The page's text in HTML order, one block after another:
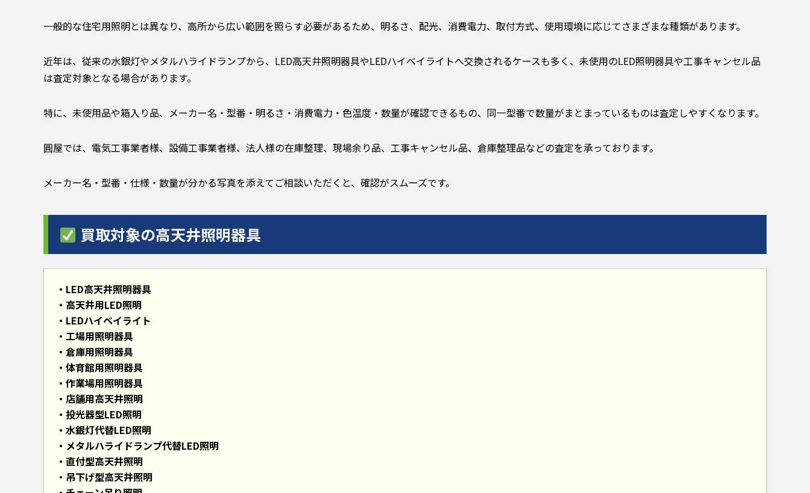
一般的な住宅用照明とは異なり、高所から広い範囲を照らす必要があるため、明るさ、配光、消費電力、取付方式、使用環境に応じてさまざまな種類があります。
近年は、従来の水銀灯やメタルハライドランプから、LED高天井照明器具やLEDハイベイライトへ交換されるケースも多く、未使用のLED照明器具や工事キャンセル品
は査定対象となる場合があります。
特に、未使用品や箱入り品、メーカー名・型番・明るさ・消費電力・色温度・数量が確認できるもの、同一型番で数量がまとまっているものは査定しやすくなります。
圓屋では、電気工事業者様、設備工事業者様、法人様の在庫整理、現場余り品、工事キャンセル品、倉庫整理品などの査定を承っております。
メーカー名・型番・仕様・数量が分かる写真を添えてご相談いただくと、確認がスムーズです。
買取対象の高天井照明器具
LED高天井照明器具
高天井用LED照明
LEDハイベイライト
工場用照明器具
倉庫用照明器具
体育館用照明器具
作業場用照明器具
店舗用高天井照明
投光器型LED照明
水銀灯代替LED照明
メタルハライドランプ代替LED照明
直付型高天井照明
吊下げ型高天井照明